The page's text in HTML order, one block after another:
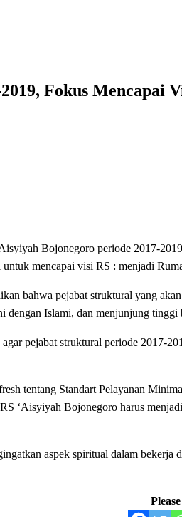
Fokus Mencapai
Bojonegoro periode 2017-
mencapai visi RS : menjadi
bahwa pejabat struktural yang
dengan Islami, dan menjunjung
pejabat struktural periode 2017-
tentang Standart Pelayanan
‘Aisyiyah Bojonegoro harus
aspek spiritual dalam